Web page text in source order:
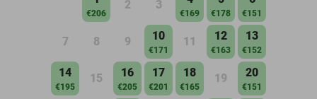
€206
2 3
€169 €178 €151
7 8 9 10
€171
11 12
€163
13
€152
14
€195
15 16
€205
17
€201
18
€165
19 20
€151